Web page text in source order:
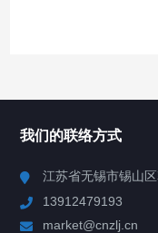
Chiller高精度制冷循
我们的联络方式
江苏省无锡市锡山
13912479193
market@cnzlj.cn